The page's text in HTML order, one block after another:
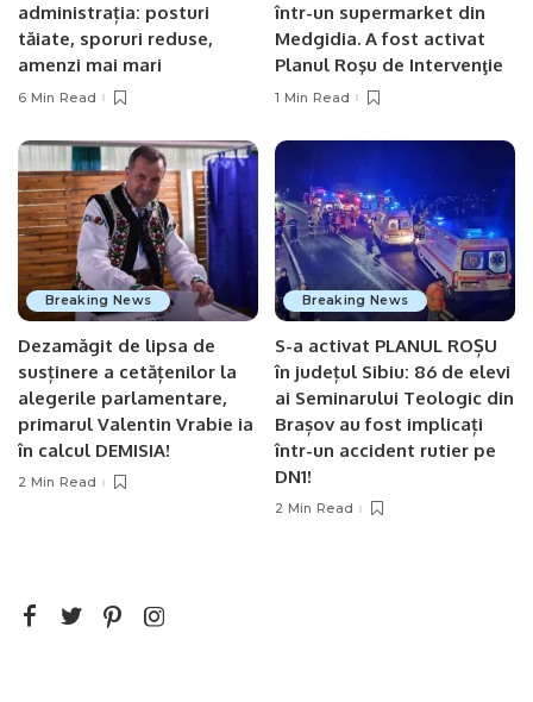
administrația: posturi
tăiate, sporuri reduse,
amenzi mai mari
6 Min Read
într-un supermarket din
Medgidia. A fost activat
Planul Roşu de Intervenţie
1 Min Read
Breaking News
Dezamăgit de lipsa de
susținere a cetățenilor la
alegerile parlamentare,
primarul Valentin Vrabie ia
în calcul DEMISIA!
2 Min Read
Breaking News
S-a activat PLANUL ROȘU
în județul Sibiu: 86 de elevi
ai Seminarului Teologic din
Brașov au fost implicați
într-un accident rutier pe
DN1!
2 Min Read